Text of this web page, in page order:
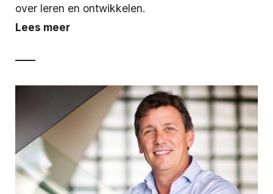
over leren en ontwikkelen.
Lees meer